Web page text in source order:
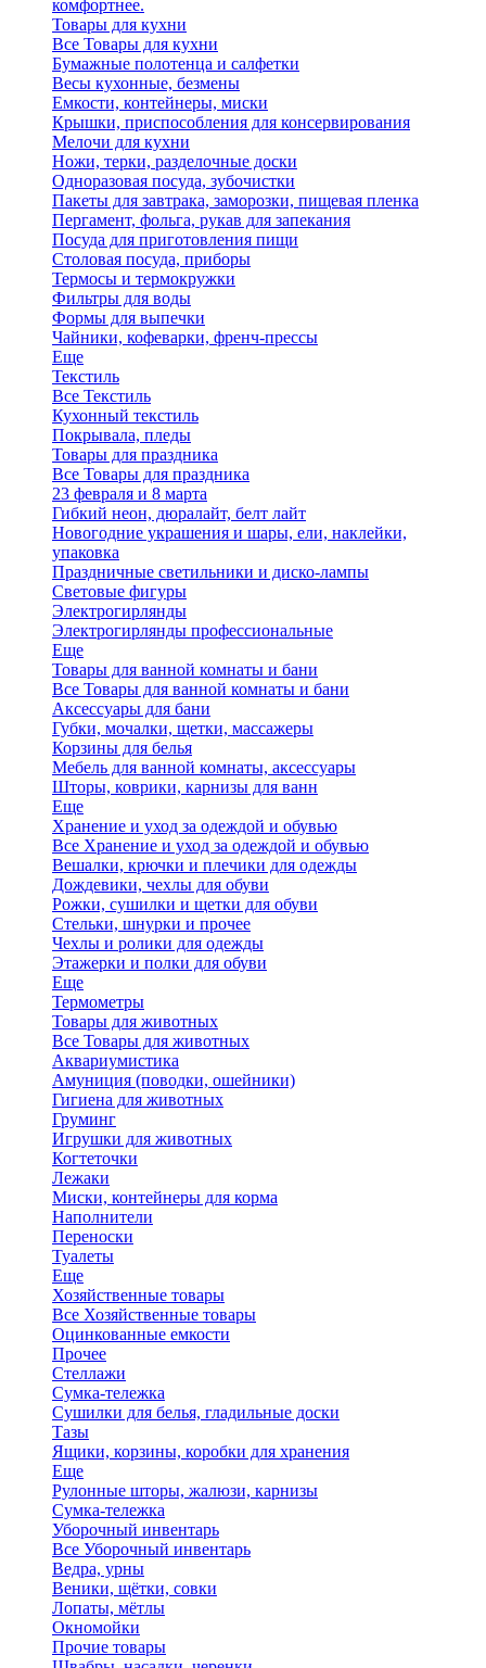
комфортнее.
Товары для кухни
Все Товары для кухни
Бумажные полотенца и салфетки
Весы кухонные, безмены
Емкости, контейнеры, миски
Крышки, приспособления для консервирования
Мелочи для кухни
Ножи, терки, разделочные доски
Одноразовая посуда, зубочистки
Пакеты для завтрака, заморозки, пищевая пленка
Пергамент, фольга, рукав для запекания
Посуда для приготовления пищи
Столовая посуда, приборы
Термосы и термокружки
Фильтры для воды
Формы для выпечки
Чайники, кофеварки, френч-прессы
Еще
Текстиль
Все Текстиль
Кухонный текстиль
Покрывала, пледы
Товары для праздника
Все Товары для праздника
23 февраля и 8 марта
Гибкий неон, дюралайт, белт лайт
Новогодние украшения и шары, ели, наклейки,
упаковка
Праздничные светильники и диско-лампы
Световые фигуры
Электрогирлянды
Электрогирлянды профессиональные
Еще
Товары для ванной комнаты и бани
Все Товары для ванной комнаты и бани
Аксессуары для бани
Губки, мочалки, щетки, массажеры
Корзины для белья
Мебель для ванной комнаты, аксессуары
Шторы, коврики, карнизы для ванн
Еще
Хранение и уход за одеждой и обувью
Все Хранение и уход за одеждой и обувью
Вешалки, крючки и плечики для одежды
Дождевики, чехлы для обуви
Рожки, сушилки и щетки для обуви
Стельки, шнурки и прочее
Чехлы и ролики для одежды
Этажерки и полки для обуви
Еще
Термометры
Товары для животных
Все Товары для животных
Аквариумистика
Амуниция (поводки, ошейники)
Гигиена для животных
Груминг
Игрушки для животных
Когтеточки
Лежаки
Миски, контейнеры для корма
Наполнители
Переноски
Туалеты
Еще
Хозяйственные товары
Все Хозяйственные товары
Оцинкованные емкости
Прочее
Стеллажи
Сумка-тележка
Сушилки для белья, гладильные доски
Тазы
Ящики, корзины, коробки для хранения
Еще
Рулонные шторы, жалюзи, карнизы
Сумка-тележка
Уборочный инвентарь
Все Уборочный инвентарь
Ведра, урны
Веники, щётки, совки
Лопаты, мётлы
Окномойки
Прочие товары